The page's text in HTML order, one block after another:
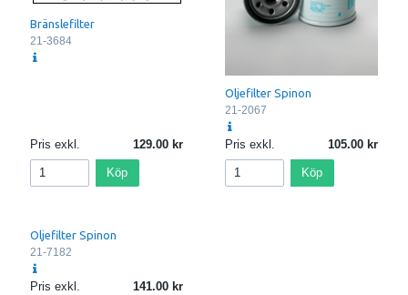
Bränslefilter
21-3684
Pris exkl. 129.00
Köp
Oljefilter Spinon
21-2067
Pris exkl. 105.00
Köp
Oljefilter Spinon
21-7182
Pris exkl. 141.00